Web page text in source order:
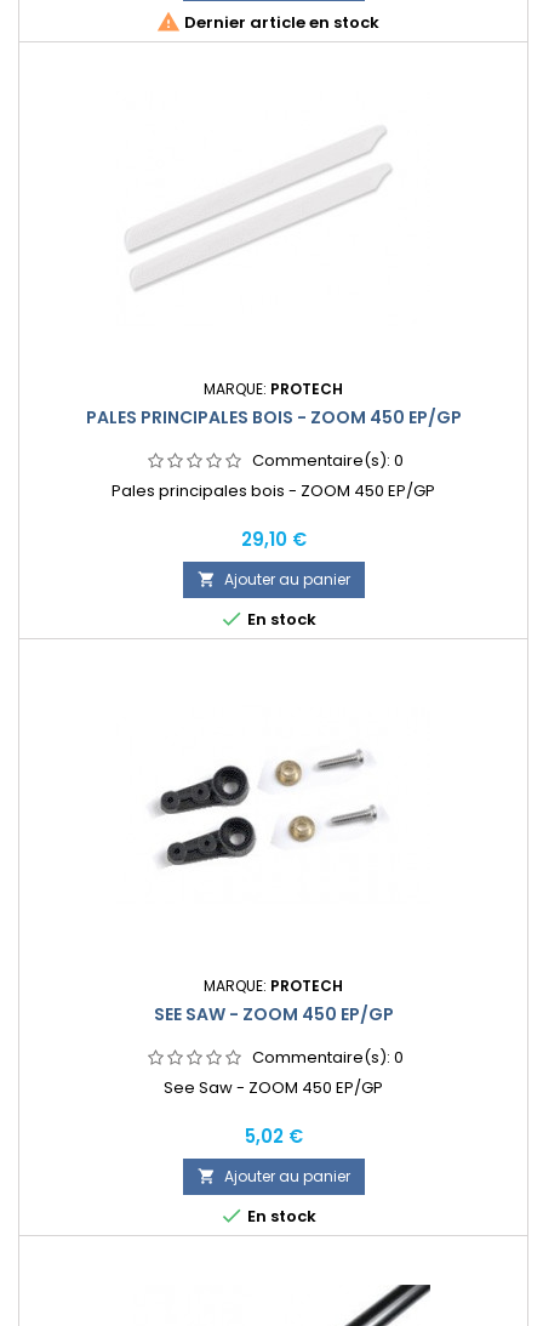
 Dernier article en stock
MARQUE: PROTECH
PALES PRINCIPALES BOIS - ZOOM 450 EP/GP
Commentaire(s): 0
Pales principales bois - ZOOM 450 EP/GP
Prix
29,10 €
 Ajouter au panier
 En stock
MARQUE: PROTECH
SEE SAW - ZOOM 450 EP/GP
Commentaire(s): 0
See Saw - ZOOM 450 EP/GP
Prix
5,02 €
 Ajouter au panier
 En stock